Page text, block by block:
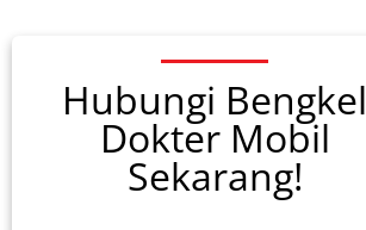
Hubungi Bengkel
Dokter Mobil
Sekarang!